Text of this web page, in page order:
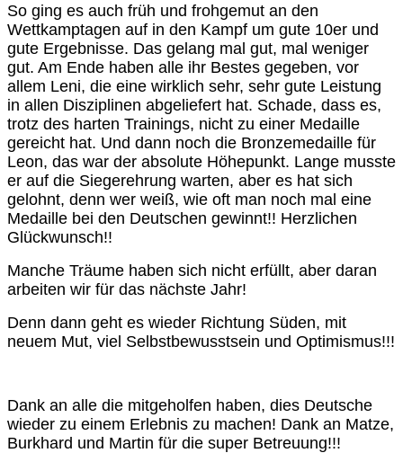
So ging es auch früh und frohgemut an den
Wettkamptagen auf in den Kampf um gute 10er und
gute Ergebnisse. Das gelang mal gut, mal weniger
gut. Am Ende haben alle ihr Bestes gegeben, vor
allem Leni, die eine wirklich sehr, sehr gute Leistung
in allen Disziplinen abgeliefert hat. Schade, dass es,
trotz des harten Trainings, nicht zu einer Medaille
gereicht hat. Und dann noch die Bronzemedaille für
Leon, das war der absolute Höhepunkt. Lange musste
er auf die Siegerehrung warten, aber es hat sich
gelohnt, denn wer weiß, wie oft man noch mal eine
Medaille bei den Deutschen gewinnt!! Herzlichen
Glückwunsch!!
Manche Träume haben sich nicht erfüllt, aber daran
arbeiten wir für das nächste Jahr!
Denn dann geht es wieder Richtung Süden, mit
neuem Mut, viel Selbstbewusstsein und Optimismus!!!
Dank an alle die mitgeholfen haben, dies Deutsche
wieder zu einem Erlebnis zu machen! Dank an Matze,
Burkhard und Martin für die super Betreuung!!!